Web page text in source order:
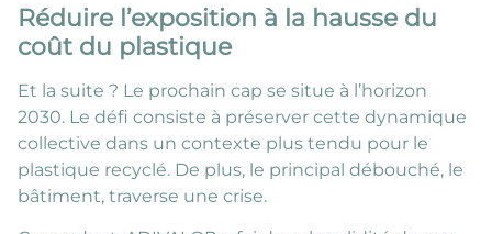
Réduire l’exposition à la hausse du
coût du plastique
Et la suite ? Le prochain cap se situe à l’horizon
2030. Le défi consiste à préserver cette dynamique
collective dans un contexte plus tendu pour le
plastique recyclé. De plus, le principal débouché, le
bâtiment, traverse une crise.